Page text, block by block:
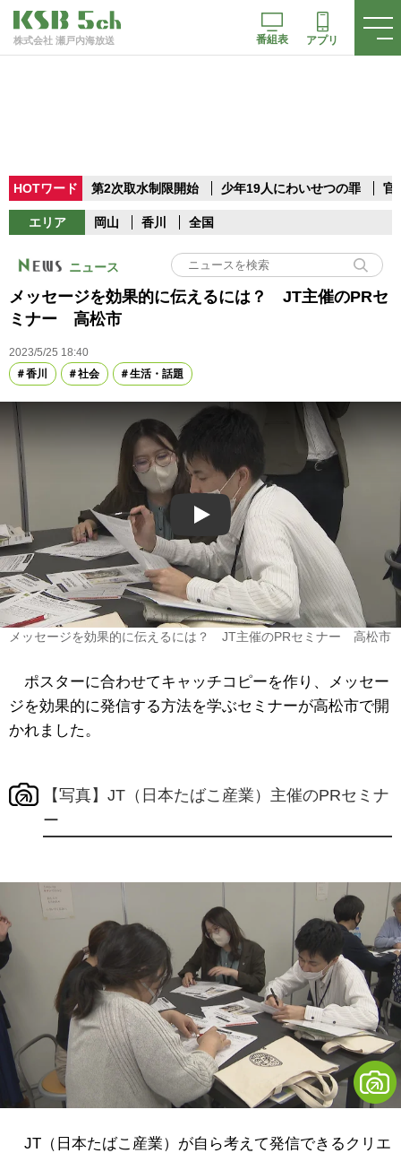
株式会社 瀬戸内海放送 番組表 アプリ
HOTワード 第2次取水制限開始 少年19人にわいせつの罪 官
エリア 岡山 香川 全国
ニュース
メッセージを効果的に伝えるには？ JT主催のPRセ
ミナー 高松市
2023/5/25 18:40
香川
社会 生活・話題
Play
メッセージを効果的に伝えるには？ JT主催のPRセミナー 高松市
ポスターに合わせてキャッチコピーを作り、メッセー
ジを効果的に発信する方法を学ぶセミナーが高松市で開
かれました。
【写真】JT（日本たばこ産業）主催のPRセミナ
ー
JT（日本たばこ産業）が自ら考えて発信できるクリエ